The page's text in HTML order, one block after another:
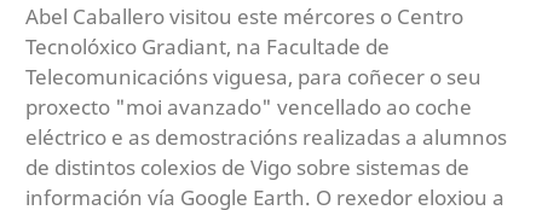
Abel Caballero visitou este mércores o Centro
Tecnolóxico Gradiant, na Facultade de
Telecomunicacións viguesa, para coñecer o seu
proxecto "moi avanzado" vencellado ao coche
eléctrico e as demostracións realizadas a alumnos
de distintos colexios de Vigo sobre sistemas de
información vía Google Earth. O rexedor eloxiou a